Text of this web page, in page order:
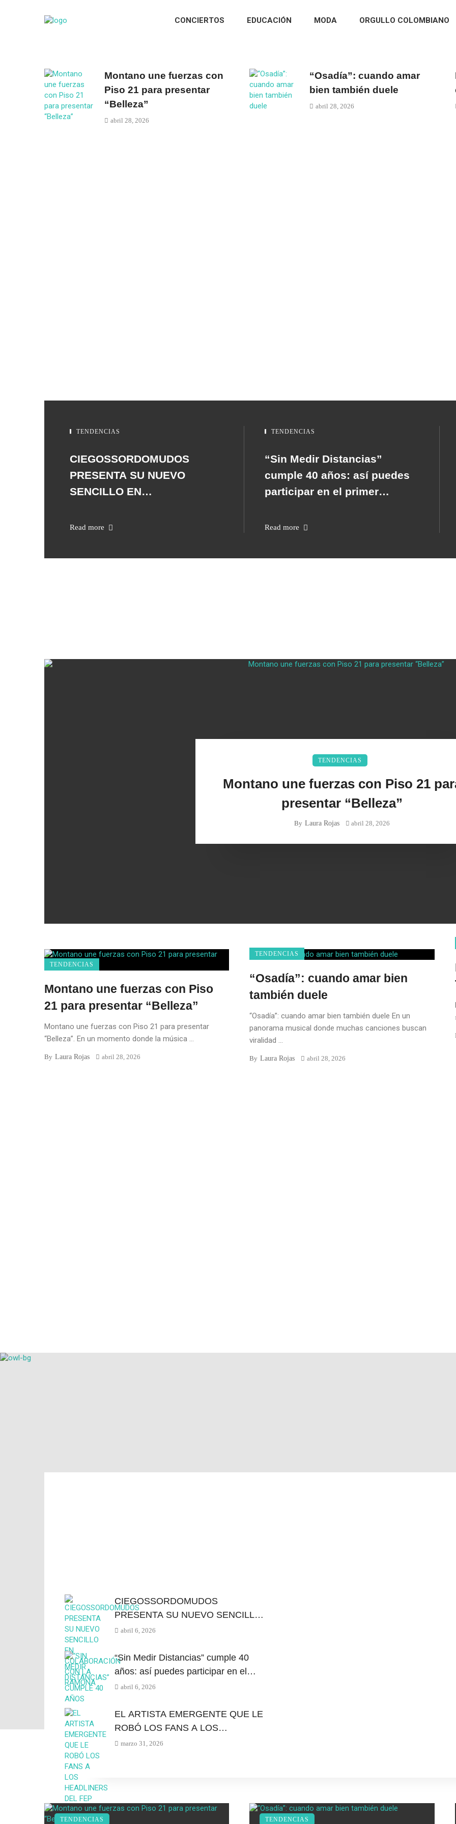
CONCIERTOS EDUCACIÓN MODA ORGULLO COLOMBIANO
Montano une fuerzas con
Piso 21 para presentar
“Belleza”
abril 28, 2026
“Osadía”: cuando amar
bien también duele
abril 28, 2026
TENDENCIAS
CIEGOSSORDOMUDOS
PRESENTA SU NUEVO
SENCILLO EN
RAMONA
Read more
TENDENCIAS
“Sin Medir Distancias”
cumple 40 años: así puedes
participar en el primer
Diomedes Díaz
Read more
TENDENCIAS
Montano une fuerzas con Piso 21
presentar “Belleza”
By Laura Rojas abril 28, 2026
TENDENCIAS
Montano une fuerzas con Piso
21 para presentar “Belleza”
Montano une fuerzas con Piso 21 para presentar
“Belleza”. En un momento donde la música ...
By Laura Rojas abril 28, 2026
TENDENCIAS
“Osadía”: cuando amar bien
también duele
“Osadía”: cuando amar bien también duele En un
panorama musical donde muchas canciones buscan
viralidad ...
By Laura Rojas abril 28, 2026
CIEGOSSORDOMUDOS
PRESENTA SU NUEVO SENCILLO
EN COLABORACIÓN CON LA
abril 6, 2026
“Sin Medir Distancias” cumple 40
años: así puedes participar en el
primer videoclip oficial del himno de
abril 6, 2026
EL ARTISTA EMERGENTE QUE LE
ROBÓ LOS FANS A LOS
HEADLINERS DEL FEP
marzo 31, 2026
TENDENCIAS TENDENCIAS